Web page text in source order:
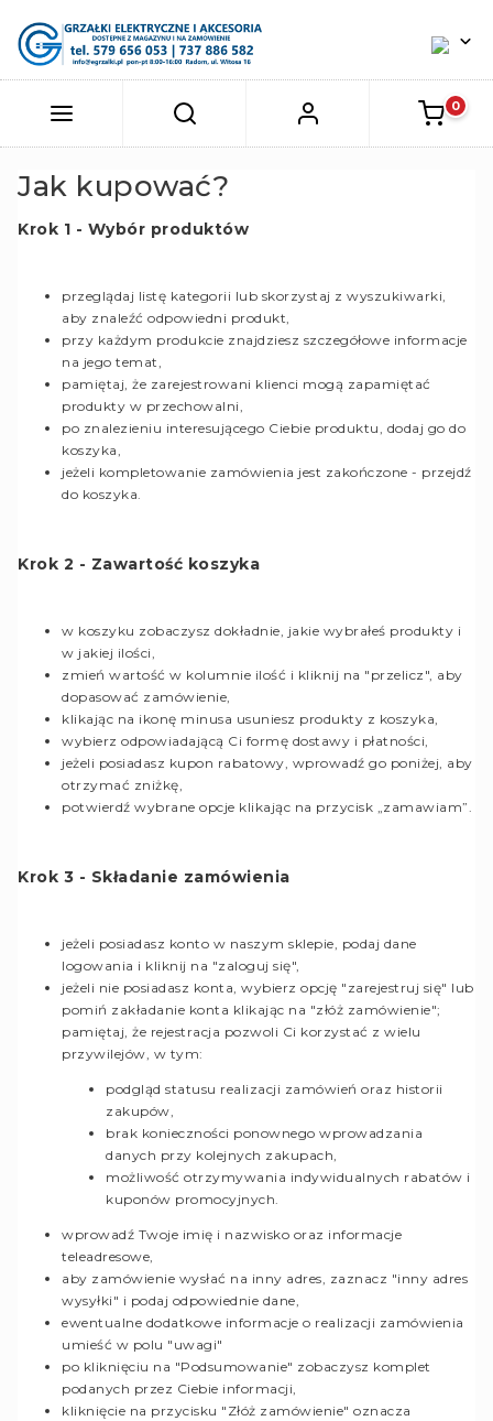
Jak kupować?
Krok 1 - Wybór produktów
przeglądaj listę kategorii lub skorzystaj z wyszukiwarki,
aby znaleźć odpowiedni produkt,
przy każdym produkcie znajdziesz szczegółowe informacje
na jego temat,
pamiętaj, że zarejestrowani klienci mogą zapamiętać
produkty w przechowalni,
po znalezieniu interesującego Ciebie produktu, dodaj go do
koszyka,
jeżeli kompletowanie zamówienia jest zakończone - przejdź
do koszyka.
Krok 2 - Zawartość koszyka
w koszyku zobaczysz dokładnie, jakie wybrałeś produkty i
w jakiej ilości,
zmień wartość w kolumnie ilość i kliknij na "przelicz", aby
dopasować zamówienie,
klikając na ikonę minusa usuniesz produkty z koszyka,
wybierz odpowiadającą Ci formę dostawy i płatności,
jeżeli posiadasz kupon rabatowy, wprowadź go poniżej, aby
otrzymać zniżkę,
potwierdź wybrane opcje klikając na przycisk „zamawiam”.
Krok 3 - Składanie zamówienia
jeżeli posiadasz konto w naszym sklepie, podaj dane
logowania i kliknij na "zaloguj się",
jeżeli nie posiadasz konta, wybierz opcję "zarejestruj się" lub
pomiń zakładanie konta klikając na "złóż zamówienie";
pamiętaj, że rejestracja pozwoli Ci korzystać z wielu
przywilejów, w tym:
podgląd statusu realizacji zamówień oraz historii
zakupów,
brak konieczności ponownego wprowadzania
danych przy kolejnych zakupach,
możliwość otrzymywania indywidualnych rabatów i
kuponów promocyjnych.
wprowadź Twoje imię i nazwisko oraz informacje
teleadresowe,
aby zamówienie wysłać na inny adres, zaznacz "inny adres
wysyłki" i podaj odpowiednie dane,
ewentualne dodatkowe informacje o realizacji zamówienia
umieść w polu "uwagi"
po kliknięciu na "Podsumowanie" zobaczysz komplet
podanych przez Ciebie informacji,
kliknięcie na przycisku "Złóż zamówienie" oznacza